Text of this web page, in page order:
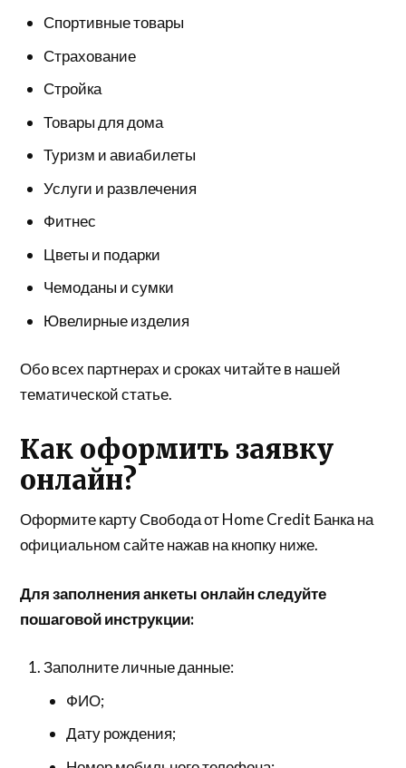
Спортивные товары
Страхование
Стройка
Товары для дома
Туризм и авиабилеты
Услуги и развлечения
Фитнес
Цветы и подарки
Чемоданы и сумки
Ювелирные изделия
Обо всех партнерах и сроках читайте в нашей
тематической статье.
Как оформить заявку
онлайн?
Оформите карту Свобода от Home Credit Банка на
официальном сайте нажав на кнопку ниже.
Для заполнения анкеты онлайн следуйте
пошаговой инструкции:
Заполните личные данные:
ФИО;
Дату рождения;